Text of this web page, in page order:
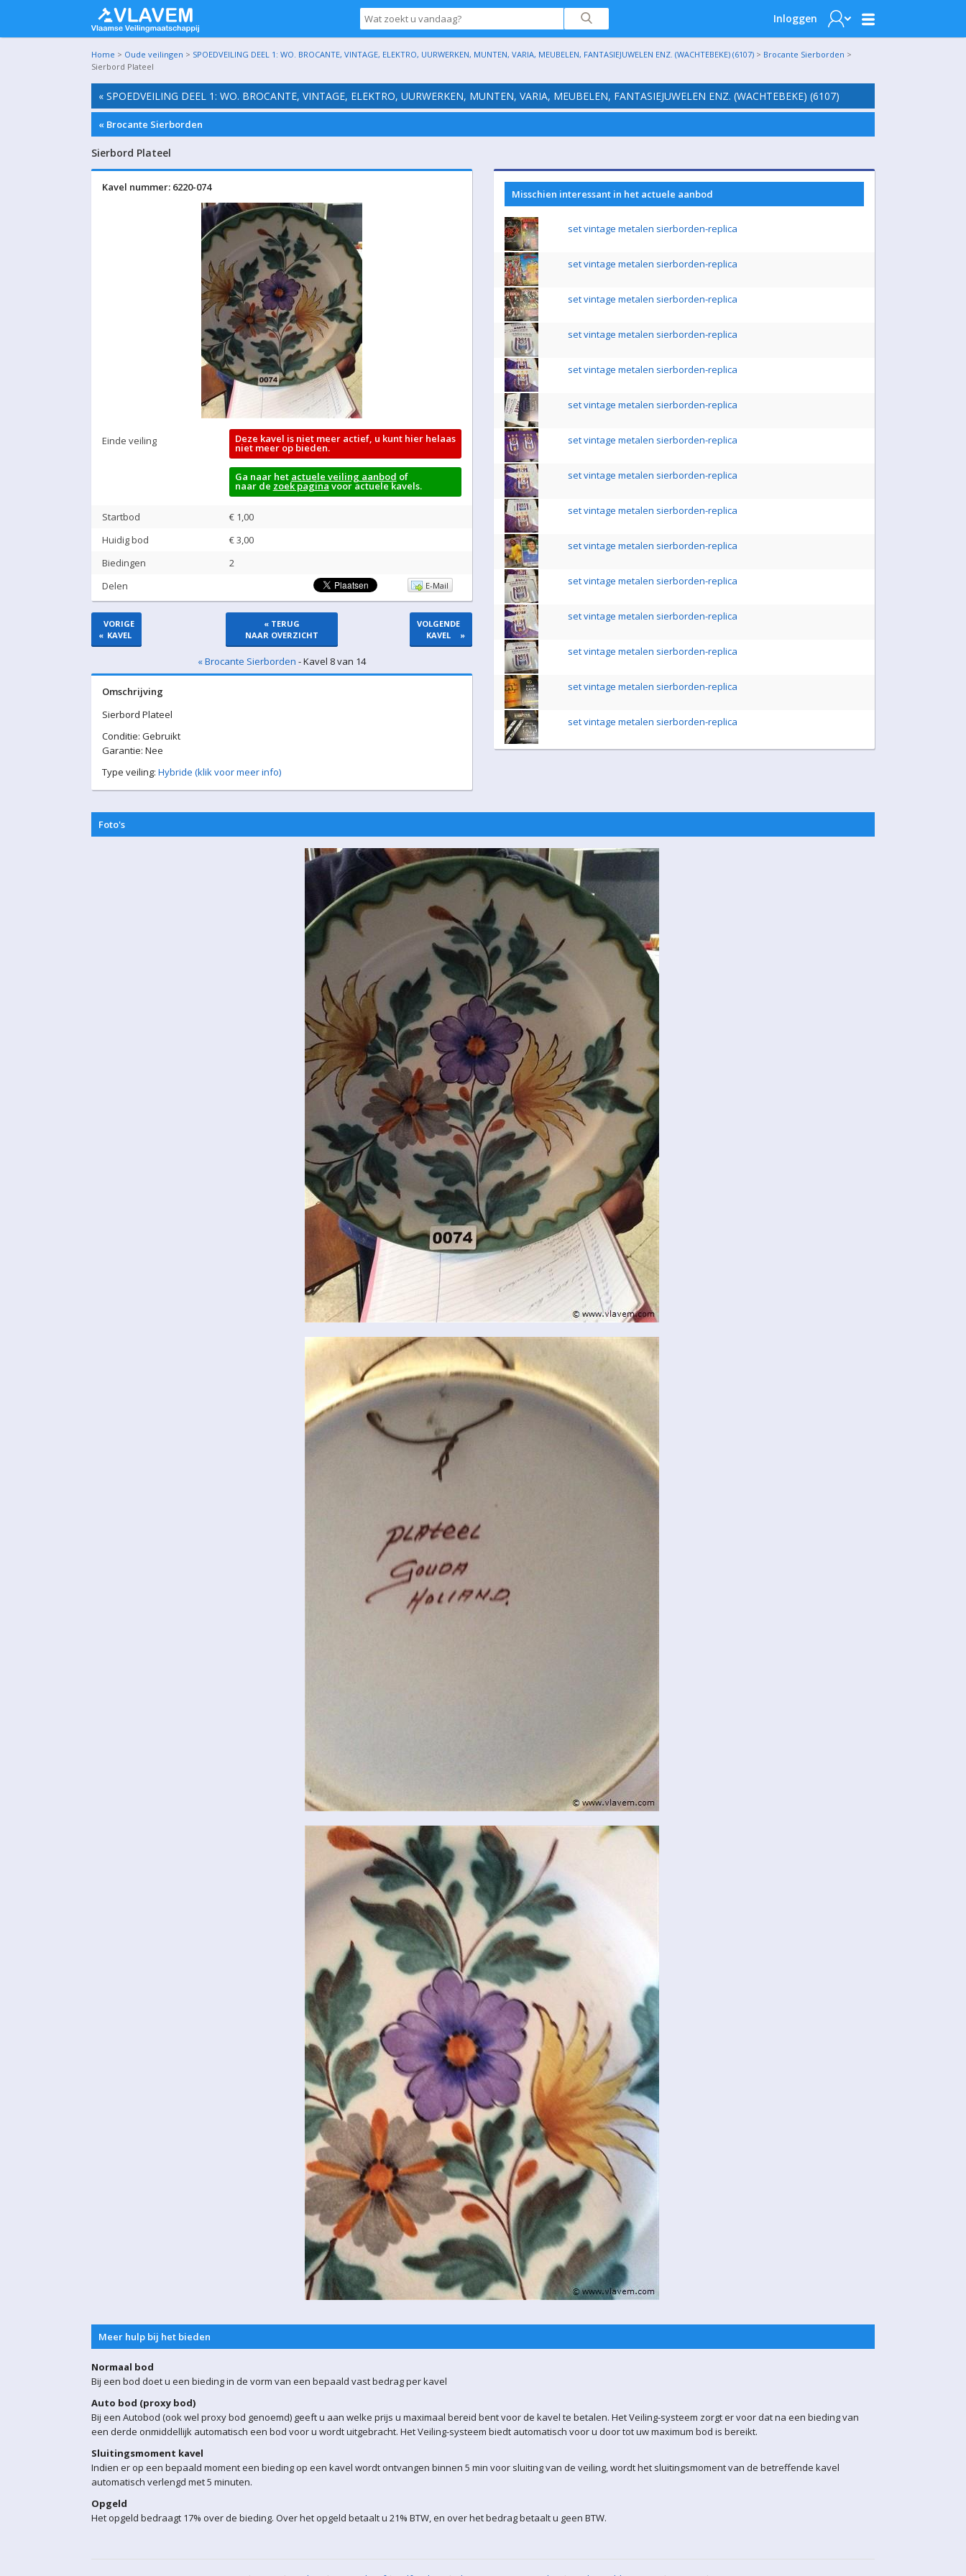
Inloggen
Home > Oude veilingen > SPOEDVEILING DEEL 1: WO. BROCANTE, VINTAGE, ELEKTRO, UURWERKEN, MUNTEN, VARIA, MEUBELEN, FANTASIEJUWELEN ENZ. (WACHTEBEKE) (6107) > Brocante Sierborden >
Sierbord Plateel
« SPOEDVEILING DEEL 1: WO. BROCANTE, VINTAGE, ELEKTRO, UURWERKEN, MUNTEN, VARIA, MEUBELEN, FANTASIEJUWELEN ENZ. (WACHTEBEKE) (6107)
« Brocante Sierborden
Sierbord Plateel
Kavel nummer: 6220-074
Einde veiling Deze kavel is niet meer actief, u kunt hier helaas
niet meer op bieden.
Ga naar het actuele veiling aanbod of
naar de zoek paginavoor actuele kavels.
Startbod
€ 1,00
Huidig bod
€3,00
Biedingen
2
Delen
E-Mail
«
VORIGE
KAVEL
« TERUG
NAAR OVERZICHT
VOLGENDE
KAVEL
»
« Brocante Sierborden - Kavel 8 van 14
Omschrijving
Sierbord Plateel
Conditie: Gebruikt
Garantie: Nee
Type veiling: Hybride (klik voor meer info)
Misschien interessant in het actuele aanbod
set vintage metalen sierborden-replica
set vintage metalen sierborden-replica
set vintage metalen sierborden-replica
set vintage metalen sierborden-replica
set vintage metalen sierborden-replica
set vintage metalen sierborden-replica
set vintage metalen sierborden-replica
set vintage metalen sierborden-replica
set vintage metalen sierborden-replica
set vintage metalen sierborden-replica
set vintage metalen sierborden-replica
set vintage metalen sierborden-replica
set vintage metalen sierborden-replica
set vintage metalen sierborden-replica
set vintage metalen sierborden-replica
Foto's
Meer hulp bij het bieden
Normaal bod
Bij een bod doet u een bieding in de vorm van een bepaald vast bedrag per kavel
Auto bod (proxy bod)
Bij een Autobod (ook wel proxy bod genoemd) geeft u aan welke prijs u maximaal bereid bent voor de kavel te betalen. Het Veiling-systeem zorgt er voor dat na een bieding van
een derde onmiddellijk automatisch een bod voor u wordt uitgebracht. Het Veiling-systeem biedt automatisch voor u door tot uw maximum bod is bereikt.
Sluitingsmoment kavel
Indien er op een bepaald moment een bieding op een kavel wordt ontvangen binnen 5 min voor sluiting van de veiling, wordt het sluitingsmoment van de betreffende kavel
automatisch verlengd met 5 minuten.
Opgeld
Het opgeld bedraagt 17% over de bieding. Over het opgeld betaalt u 21% BTW, en over het bedrag betaalt u geen BTW.